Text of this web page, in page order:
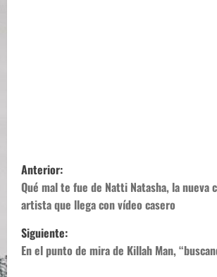
N
a
v
e
Anterior:
Qué mal te fue de Natti Natasha, la nueva
artista que llega con vídeo casero
Siguiente:
En el punto de mira de Killah Man,